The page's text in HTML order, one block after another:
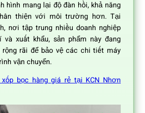
hình mang lại độ đàn hồi, khả năng
thiện với môi trường hơn. Tại
nơi tập trung nhiều doanh nghiệp
xuất khẩu, sản phẩm này đang
rãi để bảo vệ các chi tiết máy
vận chuyển.
bọc hàng giá rẻ tại KCN Nhơn